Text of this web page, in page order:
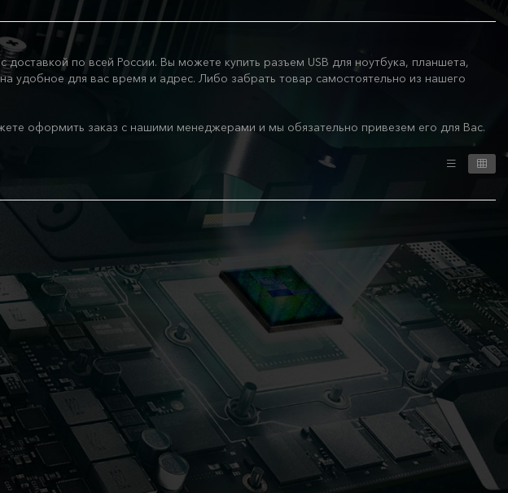
по всей России. Вы можете купить разъем USB для ноутбука, планшета,
удобное для вас время и адрес. Либо забрать товар самостоятельно из нашего
оформить заказ с нашими менеджерами и мы обязательно привезем его для Вас.